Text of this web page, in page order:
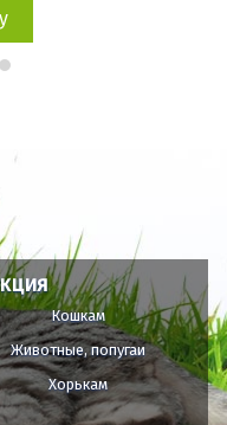
Кошкам
Животные, попугаи
Хорькам